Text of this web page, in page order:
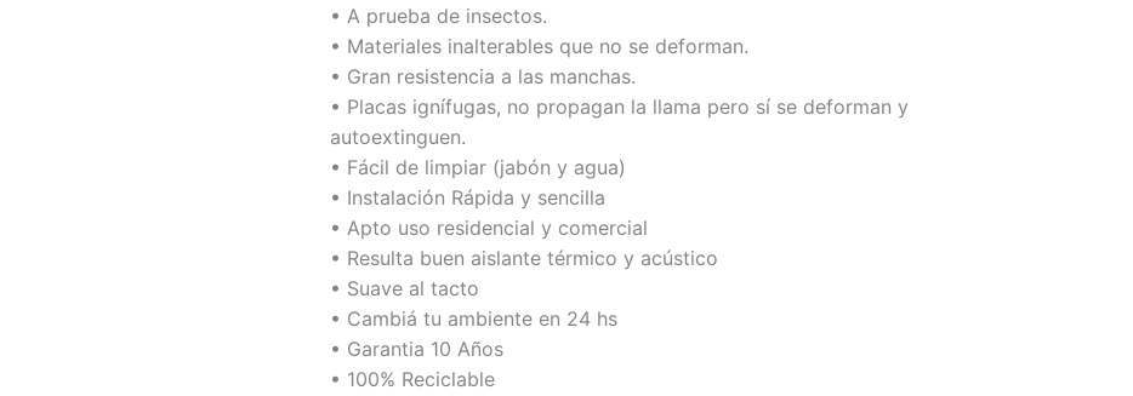
• A prueba de insectos.
• Materiales inalterables que no se deforman.
• Gran resistencia a las manchas.
• Placas ignífugas, no propagan la llama pero sí se deforman y
autoextinguen.
• Fácil de limpiar (jabón y agua)
• Instalación Rápida y sencilla
• Apto uso residencial y comercial
• Resulta buen aislante térmico y acústico
• Suave al tacto
• Cambiá tu ambiente en 24 hs
• Garantia 10 Años
• 100% Reciclable